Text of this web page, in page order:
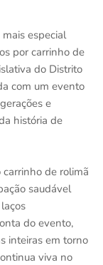
especial
por carrinho de
do Distrito
com um evento
e
história de
de rolimã
saudável
do evento,
inteiras em torno
viva no